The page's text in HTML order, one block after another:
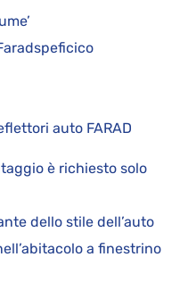
fume’
auto FARAD
è richiesto solo
dello stile dell’auto
a finestrino